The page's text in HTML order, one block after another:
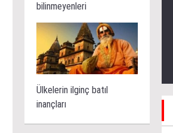
bilinmeyenleri
Ülkelerin ilginç batıl
inançları